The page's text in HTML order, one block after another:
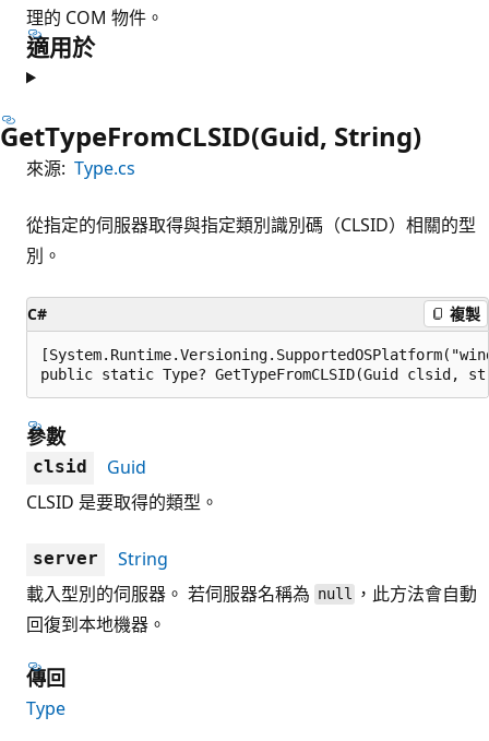
理的 COM 物件。
適用於
GetTypeFromCLSID(Guid, String)
來源: Type.cs
從指定的伺服器取得與指定類別識別碼（CLSID）相關的型
別。
C# 複製
public static Type? GetTypeFromCLSID(Guid clsid,
參數
clsid
Guid
CLSID 是要取得的類型。
server
String
載入型別的伺服器。 若伺服器名稱為 null ，此方法會自動
回復到本地機器。
傳回
Type